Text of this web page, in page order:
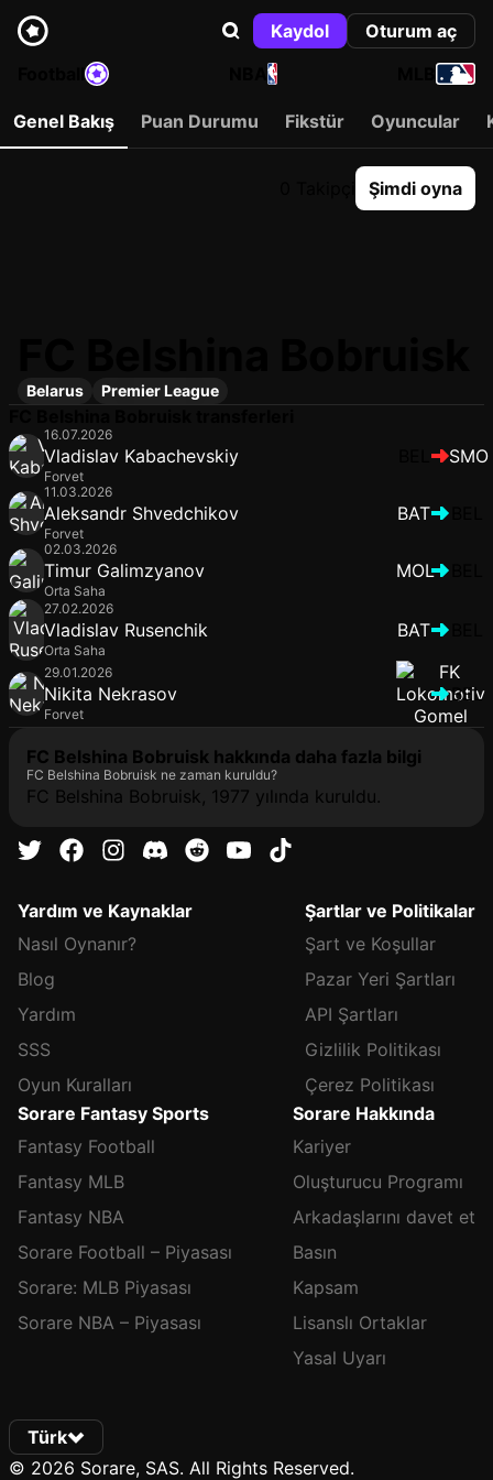
Kaydol
Oturum aç
NBA
Genel Bakış Puan Durumu Fikstür Oyuncular
Şimdi oyna
Belarus Premier League
16.07.2026
Vladislav Kabachevskiy
Forvet
SMO
11.03.2026
Aleksandr Shvedchikov
Forvet
BAT
02.03.2026
Timur Galimzyanov
Orta Saha
MOL
27.02.2026
Vladislav Rusenchik
Orta Saha
BAT
29.01.2026
Nikita Nekrasov
Forvet
BEL
FC Belshina Bobruisk hakkında daha fazla bilgi
FC Belshina Bobruisk ne zaman kuruldu?
FC Belshina Bobruisk, 1977 yılında kuruldu.
Yardım ve Kaynaklar
Nasıl Oynanır?
Blog
Yardım
SSS
Oyun Kuralları
Şartlar ve Politikalar
Şart ve Koşullar
Pazar Yeri Şartları
API Şartları
Gizlilik Politikası
Çerez Politikası
Sorare Fantasy Sports
Fantasy Football
Fantasy MLB
Fantasy NBA
Sorare Football – Piyasası
Sorare: MLB Piyasası
Sorare NBA – Piyasası
Sorare Hakkında
Kariyer
Oluşturucu Programı
Arkadaşlarını davet et
Basın
Kapsam
Lisanslı Ortaklar
Yasal Uyarı
Türk
© 2026 Sorare, SAS. All Rights Reserved.